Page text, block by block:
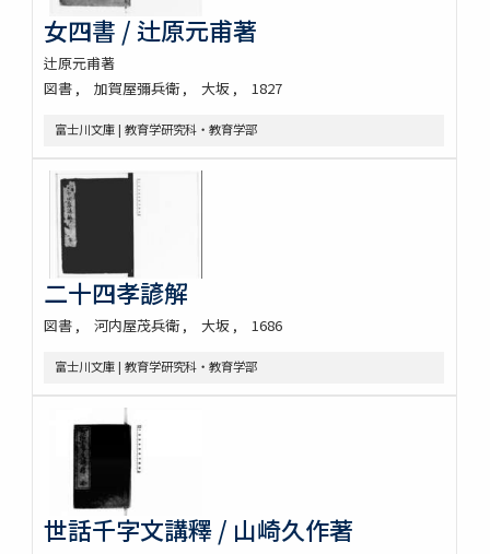
女四書 / 辻原元甫著
辻原元甫著
図書
加賀屋彌兵衛 大坂 1827
富士川文庫 | 教育学研究科・教育学部
二十四孝諺解
図書 河内屋茂兵衛 大坂 1686
富士川文庫 | 教育学研究科・教育学部
世話千字文講釋 / 山崎久作著